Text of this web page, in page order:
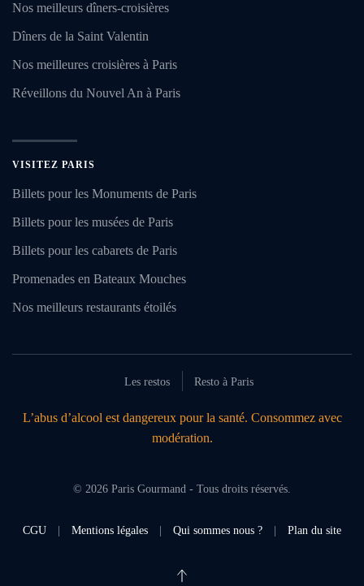
Nos meilleurs dîners-croisières
Dîners de la Saint Valentin
Nos meilleures croisières à Paris
Réveillons du Nouvel An à Paris
VISITEZ PARIS
Billets pour les Monuments de Paris
Billets pour les musées de Paris
Billets pour les cabarets de Paris
Promenades en Bateaux Mouches
Nos meilleurs restaurants étoilés
Les restos Resto à Paris
L’abus d’alcool est dangereux pour la santé. Consommez avec
modération.
© 2026 Paris Gourmand - Tous droits réservés.
CGU Mentions légales Qui sommes nous ? Plan du site